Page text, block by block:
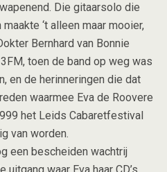
Die gitaarsolo die
‘t alleen maar mooier,
Bernhard van Bonnie
toen de band op weg was
en de herinneringen die dat
waarmee Eva de Roovere
het Leids Cabaretfestival
van worden.
een bescheiden wachtrij